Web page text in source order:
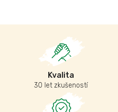
Kvalita
30 let zkušeností